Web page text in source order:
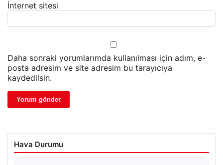
İnternet sitesi
Daha sonraki yorumlarımda kullanılması için adım, e-
posta adresim ve site adresim bu tarayıcıya
kaydedilsin.
Hava Durumu